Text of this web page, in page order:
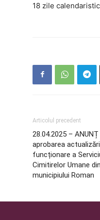
18 zile
Articolul precedent
28.04.2025 – ANUNȚ
aprobarea
funcționare a
Cimitirelor Umane
municipiului Roman